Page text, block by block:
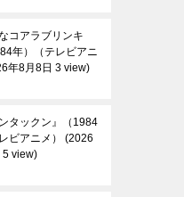
コアラブリンキ
年）（テレビアニ
年8月8日 3 view
ンタックン』（1984
ビアニメ）
2026
5 view